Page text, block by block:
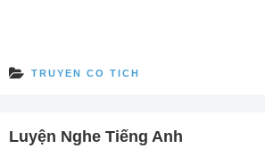
TRUYEN CO TICH
Luyện Nghe Tiếng Anh